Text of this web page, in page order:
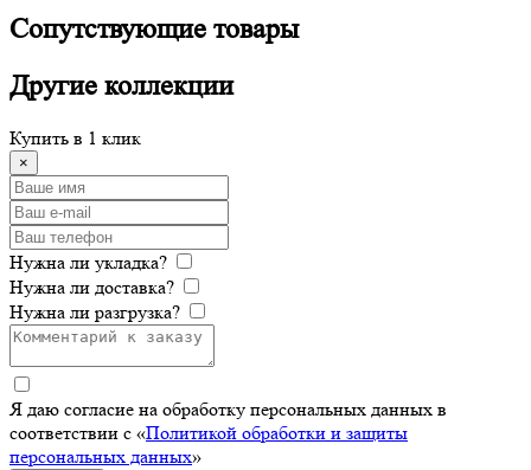
Сопутствующие товары
Другие коллекции
Купить в 1 клик
×
Нужна ли укладка?
Нужна ли доставка?
Нужна ли разгрузка?
Я даю согласие на обработку персональных данных в
соответствии с «Политикой обработки и защиты
персональных данных»